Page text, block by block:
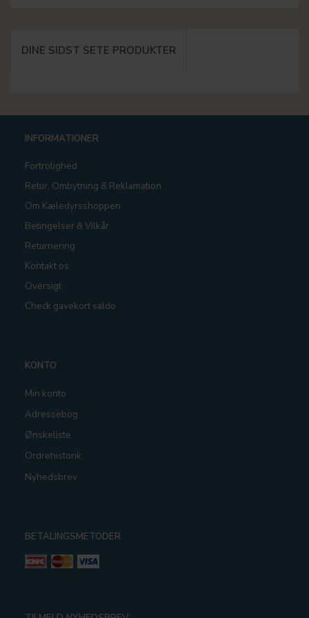
DINE SIDST SETE PRODUKTER
INFORMATIONER
Fortrolighed
Retur, Ombytning & Reklamation
Om Kæledyrsshoppen
Betingelser & Vilkår
Returnering
Kontakt os
Oversigt
Check gavekort saldo
KONTO
Min konto
Adressebog
Ønskeliste
Ordrehistorik
Nyhedsbrev
BETALINGSMETODER